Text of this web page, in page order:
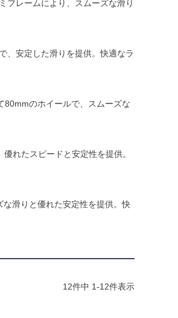
フレームにより、スムーズな滑り
、安定した滑りを提供。快適なラ
80mmのホイールで、スムーズな
れたスピードと安定性を提供。
滑りと優れた安定性を提供。快
12件中 1-12件表示